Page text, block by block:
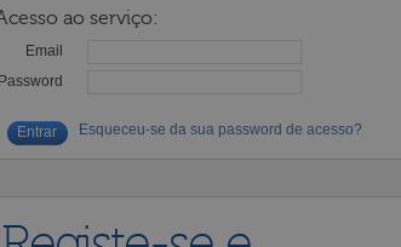
ao serviço:
Email
Password
Esqueceu-se da sua password de acesso?